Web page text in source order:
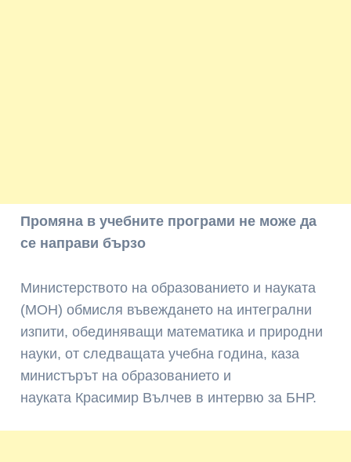
Промяна в учебните програми не може да
се направи бързо
Министерството на образованието и науката
(МОН) обмисля въвеждането на интегрални
изпити, обединяващи математика и природни
науки, от следващата учебна година, каза
министърът на образованието и
науката Красимир Вълчев в интервю за БНР.